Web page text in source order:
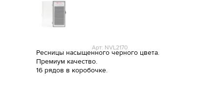
Арт: NVL2170
Ресницы насыщенного черного цвета.
Премиум качество.
16 рядов в коробочке.